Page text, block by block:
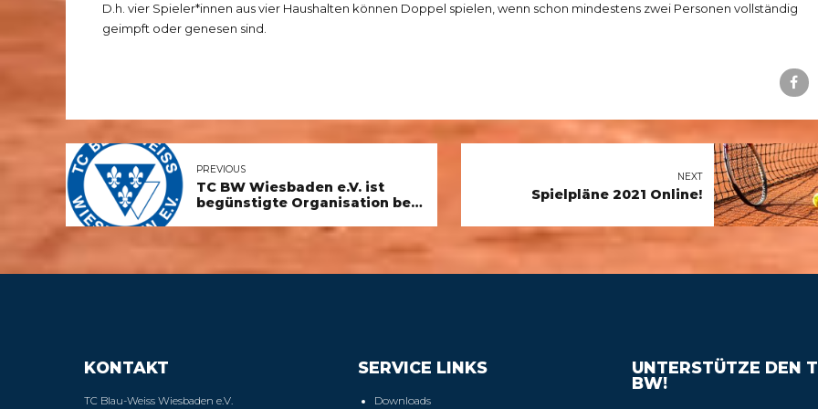
D.h. vier Spieler*innen aus vier Haushalten können Doppel spielen, wenn schon mindestens zwei Personen vollständig
geimpft oder genesen sind.
PREVIOUS
TC BW Wiesbaden e.V. ist
begünstigte Organisation bei
NEXT
Spielpläne 2021 Online!
KONTAKT
TC Blau-Weiss Wiesbaden e.V.
SERVICE LINKS
Downloads
UNTERSTÜTZE DEN
BW!